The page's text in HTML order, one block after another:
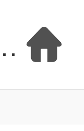
-是